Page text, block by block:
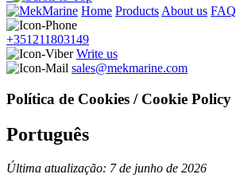
Home ProductsAbout us FAQ
+351211803149
Write us
sales@mekmarine.com
Política de Cookies / Cookie Policy
Português
Última atualização: 7 de junho de 2026